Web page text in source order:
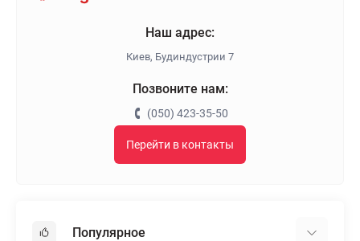
Наш адрес:
Киев, Будиндустрии 7
Позвоните нам:
(050) 423-35-50
Перейти в контакты
Популярное